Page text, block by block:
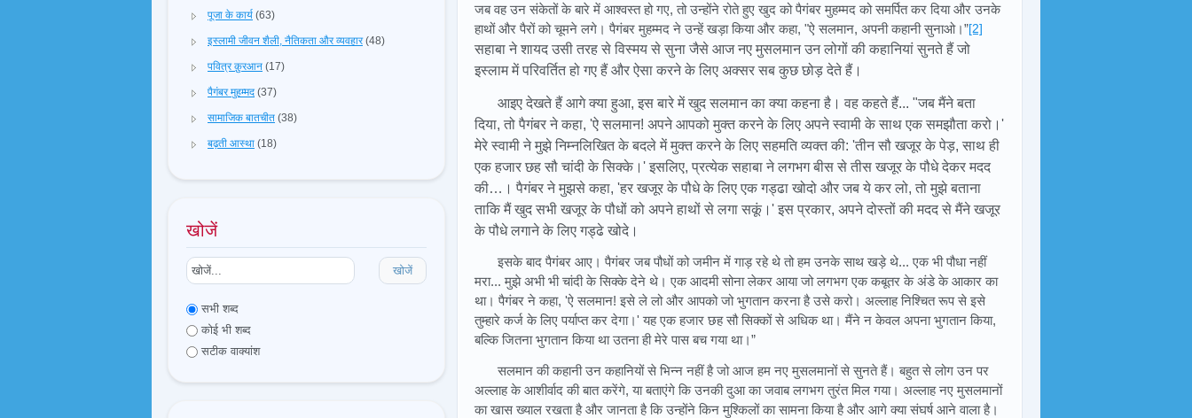
पूजा के कार्य (63)
इस्लामी जीवन शैली, नैतिकता और व्यवहार (48)
पवित्र क़ुरआन (17)
पैगंबर मुहम्मद (37)
सामाजिक बातचीत (38)
बढ़ती आस्था (18)
खोजें
खोजें
सभी शब्द
कोई भी शब्द
सटीक वाक्यांश
जब वह उन संकेतों के बारे में आश्वस्त हो गए, तो उन्होंने रोते हुए खुद को पैगंबर मुहम्मद को समर्पित कर दिया और उनके
हाथों और पैरों को चूमने लगे। पैगंबर मुहम्मद ने उन्हें खड़ा किया और कहा, "ऐ सलमान, अपनी कहानी सुनाओ।”[2]
सहाबा ने शायद उसी तरह से विस्मय से सुना जैसे आज नए मुसलमान उन लोगों की कहानियां सुनते हैं जो
इस्लाम में परिवर्तित हो गए हैं और ऐसा करने के लिए अक्सर सब कुछ छोड़ देते हैं।
आइए देखते हैं आगे क्या हुआ, इस बारे में खुद सलमान का क्या कहना है। वह कहते हैं... "जब मैंने बता
दिया, तो पैगंबर ने कहा, 'ऐ सलमान! अपने आपको मुक्त करने के लिए अपने स्वामी के साथ एक समझौता करो।'
मेरे स्वामी ने मुझे निम्नलिखित के बदले में मुक्त करने के लिए सहमति व्यक्त की: 'तीन सौ खजूर के पेड़, साथ ही
एक हजार छह सौ चांदी के सिक्के।' इसलिए, प्रत्येक सहाबा ने लगभग बीस से तीस खजूर के पौधे देकर मदद
की…। पैगंबर ने मुझसे कहा, 'हर खजूर के पौधे के लिए एक गड्ढा खोदो और जब ये कर लो, तो मुझे बताना
ताकि मैं खुद सभी खजूर के पौधों को अपने हाथों से लगा सकूं।' इस प्रकार, अपने दोस्तों की मदद से मैंने खजूर
के पौधे लगाने के लिए गड्ढे खोदे।
इसके बाद पैगंबर आए। पैगंबर जब पौधों को जमीन में गाड़ रहे थे तो हम उनके साथ खड़े थे... एक भी पौधा नहीं
मरा... मुझे अभी भी चांदी के सिक्के देने थे। एक आदमी सोना लेकर आया जो लगभग एक कबूतर के अंडे के आकार का
था। पैगंबर ने कहा, 'ऐ सलमान! इसे ले लो और आपको जो भुगतान करना है उसे करो। अल्लाह निश्चित रूप से इसे
तुम्हारे कर्ज के लिए पर्याप्त कर देगा।' यह एक हजार छह सौ सिक्कों से अधिक था। मैंने न केवल अपना भुगतान किया,
बल्कि जितना भुगतान किया था उतना ही मेरे पास बच गया था।”
सलमान की कहानी उन कहानियों से भिन्न नहीं है जो आज हम नए मुसलमानों से सुनते हैं। बहुत से लोग उन पर
अल्लाह के आशीर्वाद की बात करेंगे, या बताएंगे कि उनकी दुआ का जवाब लगभग तुरंत मिल गया। अल्लाह नए मुसलमानों
का खास ख्याल रखता है और जानता है कि उन्होंने किन मुश्किलों का सामना किया है और आगे क्या संघर्ष आने वाला है।